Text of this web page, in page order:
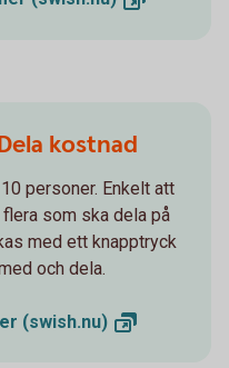
kostnad
personer. Enkelt att
som ska dela på
med ett knapptryck
och dela.
(swish.nu)